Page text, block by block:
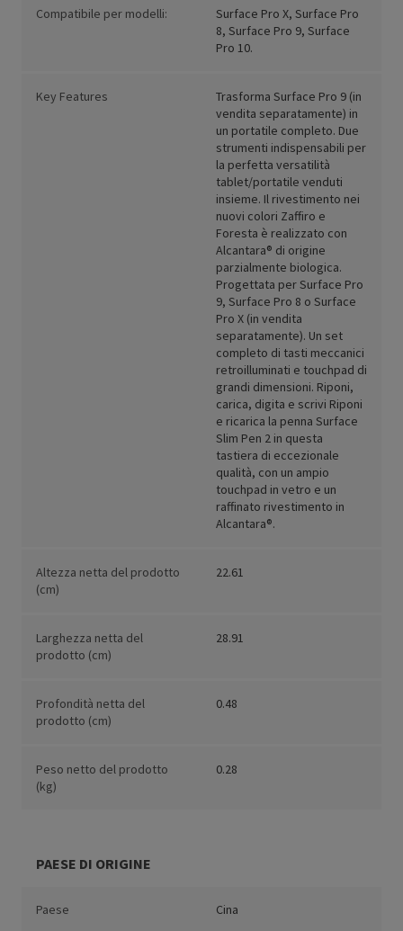
Compatibile per modelli:
Surface Pro X, Surface Pro
8, Surface Pro 9, Surface
Pro 10.
Key Features
Trasforma Surface Pro 9 (in
vendita separatamente) in
un portatile completo. Due
strumenti indispensabili per
la perfetta versatilità
tablet/portatile venduti
insieme. Il rivestimento nei
nuovi colori Zaffiro e
Foresta è realizzato con
Alcantara® di origine
parzialmente biologica.
Progettata per Surface Pro
9, Surface Pro 8 o Surface
Pro X (in vendita
separatamente). Un set
completo di tasti meccanici
retroilluminati e touchpad di
grandi dimensioni. Riponi,
carica, digita e scrivi Riponi
e ricarica la penna Surface
Slim Pen 2 in questa
tastiera di eccezionale
qualità, con un ampio
touchpad in vetro e un
raffinato rivestimento in
Alcantara®.
Altezza netta del prodotto
(cm)
22.61
Larghezza netta del
prodotto (cm)
28.91
Profondità netta del
prodotto (cm)
0.48
Peso netto del prodotto
(kg)
0.28
PAESE DI ORIGINE
Paese Cina